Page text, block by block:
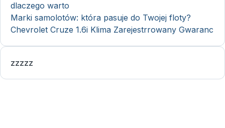
dlaczego warto
Marki samolotów: która pasuje do Twojej floty?
Chevrolet Cruze 1.6i Klima Zarejestrrowany Gwaranc
zzzzz